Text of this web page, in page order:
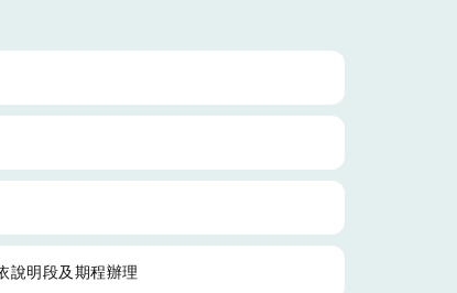
說明段及期程辦理